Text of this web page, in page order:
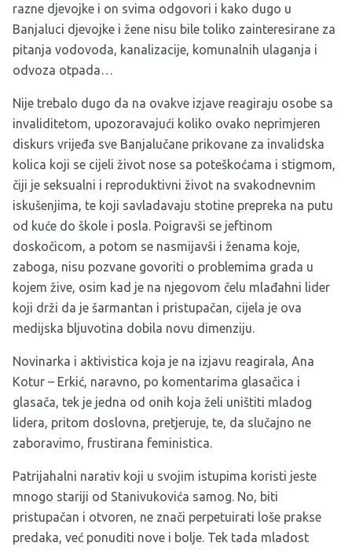
razne djevojke i on svima odgovori i kako dugo u
Banjaluci djevojke i žene nisu bile toliko zainteresirane za
pitanja vodovoda, kanalizacije, komunalnih ulaganja i
odvoza otpada…
Nije trebalo dugo da na ovakve izjave reagiraju osobe sa
invaliditetom, upozoravajući koliko ovako neprimjeren
diskurs vrijeđa sve Banjalučane prikovane za invalidska
kolica koji se cijeli život nose sa poteškoćama i stigmom,
čiji je seksualni i reproduktivni život na svakodnevnim
iskušenjima, te koji savladavaju stotine prepreka na putu
od kuće do škole i posla. Poigravši se jeftinom
doskočicom, a potom se nasmijavši i ženama koje,
zaboga, nisu pozvane govoriti o problemima grada u
kojem žive, osim kad je na njegovom čelu mlađahni lider
koji drži da je šarmantan i pristupačan, cijela je ova
medijska bljuvotina dobila novu dimenziju.
Novinarka i aktivistica koja je na izjavu reagirala, Ana
Kotur – Erkić, naravno, po komentarima glasačica i
glasača, tek je jedna od onih koja želi uništiti mladog
lidera, pritom doslovna, pretjeruje, te, da slučajno ne
zaboravimo, frustirana feministica.
Patrijahalni narativ koji u svojim istupima koristi jeste
mnogo stariji od Stanivukovića samog. No, biti
pristupačan i otvoren, ne znači perpetuirati loše prakse
predaka, već ponuditi nove i bolje. Tek tada mladost